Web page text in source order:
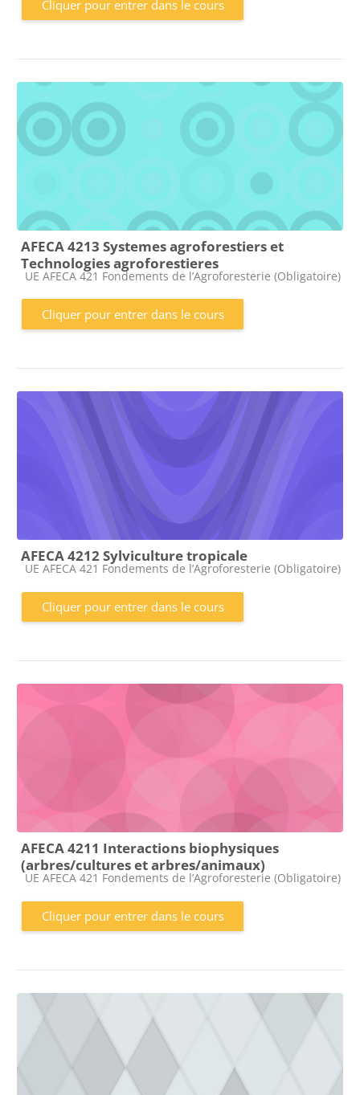
Cliquer pour entrer dans le cours
AFECA 4213 Systemes agroforestiers et
Technologies agroforestieres
Catégorie de cours
UE AFECA 421 Fondements de l’Agroforesterie (Obligatoire)
Cliquer pour entrer dans le cours
AFECA 4212 Sylviculture tropicale
Catégorie de cours
UE AFECA 421 Fondements de l’Agroforesterie (Obligatoire)
Cliquer pour entrer dans le cours
AFECA 4211 Interactions biophysiques
(arbres/cultures et arbres/animaux)
Catégorie de cours
UE AFECA 421 Fondements de l’Agroforesterie (Obligatoire)
Cliquer pour entrer dans le cours